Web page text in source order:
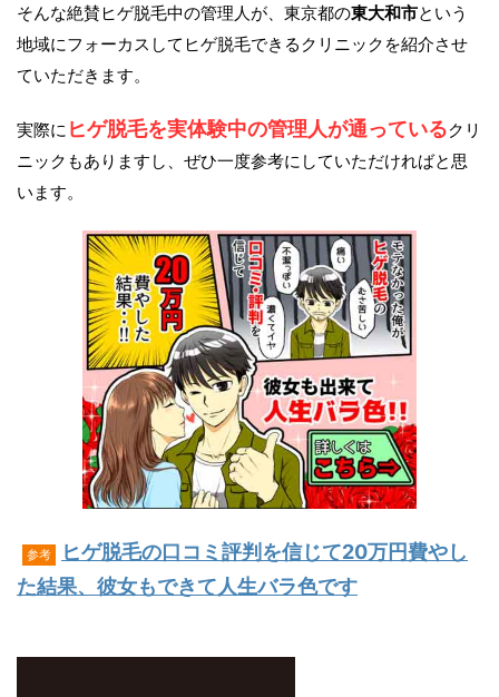
そんな絶賛ヒゲ脱毛中の管理人が、東京都の東大和市という
地域にフォーカスしてヒゲ脱毛できるクリニックを紹介させ
ていただきます。
実際に ヒゲ脱毛を実体験中の管理人が通っているクリ
ニックもありますし、ぜひ一度参考にしていただければと思
います。
参考
ヒゲ脱毛の口コミ評判を信じて20万円費やし
た結果、彼女もできて人生バラ色です